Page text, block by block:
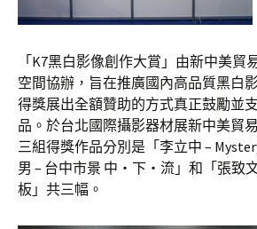
「K7黑白影像創作大賞」由新中美貿
空間協辦，旨在推廣國內高品質黑白
得獎展出全額贊助的方式真正鼓勵並
品。於台北國際攝影器材展新中美貿
三組得獎作品分別是「李立中 –
男 – 台中市景 中‧下‧流」和「張致
板」共三幅。